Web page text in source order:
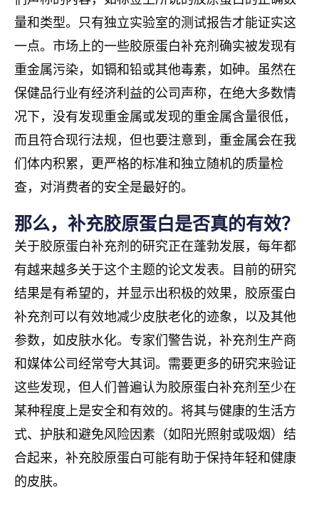
量和类型。只有独立实验室的测试报告才能证实这
一点。市场上的一些胶原蛋白补充剂确实被发现有
重金属污染，如镉和铅或其他毒素，如砷。虽然在
保健品行业有经济利益的公司声称，在绝大多数情
况下，没有发现重金属或发现的重金属含量很低，
而且符合现行法规，但也要注意到，重金属会在我
们体内积累，更严格的标准和独立随机的质量检
查，对消费者的安全是最好的。
那么，补充胶原蛋白是否真的有效？
关于胶原蛋白补充剂的研究正在蓬勃发展，每年都
有越来越多关于这个主题的论文发表。目前的研究
结果是有希望的，并显示出积极的效果，胶原蛋白
补充剂可以有效地减少皮肤老化的迹象，以及其他
参数，如皮肤水化。专家们警告说，补充剂生产商
和媒体公司经常夸大其词。需要更多的研究来验证
这些发现，但人们普遍认为胶原蛋白补充剂至少在
某种程度上是安全和有效的。将其与健康的生活方
式、护肤和避免风险因素（如阳光照射或吸烟）结
合起来，补充胶原蛋白可能有助于保持年轻和健康
的皮肤。